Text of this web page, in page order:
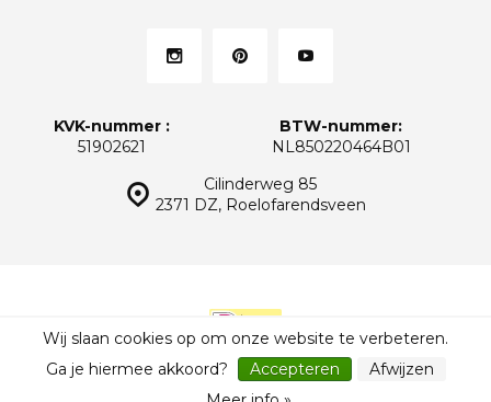
Cilinderweg 85
2371 DZ, Roelofarendsveen
KVK-nummer :
51902621
BTW-nummer:
NL850220464B01
© Thuiskeukens.nl Sitemap
Wij slaan cookies op om onze website te verbeteren.
Ga je hiermee akkoord?
Accepteren
Afwijzen